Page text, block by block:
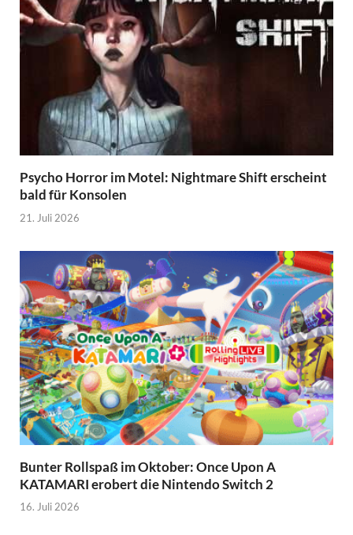
Psycho Horror im Motel: Nightmare Shift erscheint
bald für Konsolen
21. Juli 2026
Bunter Rollspaß im Oktober: Once Upon A
KATAMARI erobert die Nintendo Switch 2
16. Juli 2026